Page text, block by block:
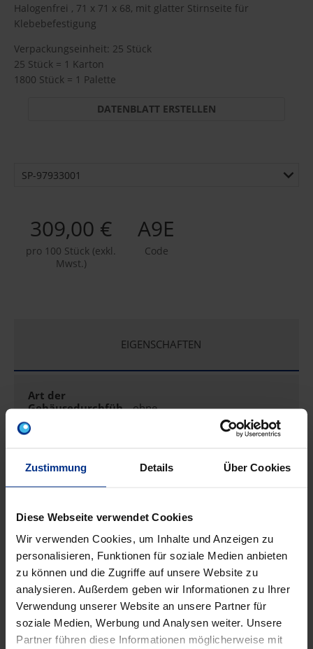
Zustimmung Details Über Cookies
Diese Webseite verwendet Cookies
Wir verwenden Cookies, um Inhalte und Anzeigen zu
personalisieren, Funktionen für soziale Medien anbieten
zu können und die Zugriffe auf unsere Website zu
analysieren. Außerdem geben wir Informationen zu Ihrer
Verwendung unserer Website an unsere Partner für
soziale Medien, Werbung und Analysen weiter. Unsere
Partner führen diese Informationen möglicherweise mit
Halogenfrei , 71 x 71 x 68, mit glatter Stirnseite für
Klebebefestigung
Verpackungseinheit: 25 Stück
25 Stück = 1 Karton
1800 Stück = 1 Palette
DATENBLATT ERSTELLEN
SP-97933001
309,00 €
pro 100 Stück (exkl.
Mwst.)
A9E
Code
EIGENSCHAFTEN
Art der
Gehäusedurchfüh
rung
ohne
Ausführung Einzel
Bestückung ohne
Breite 71 mm
Deckelbefestigung aufrastend